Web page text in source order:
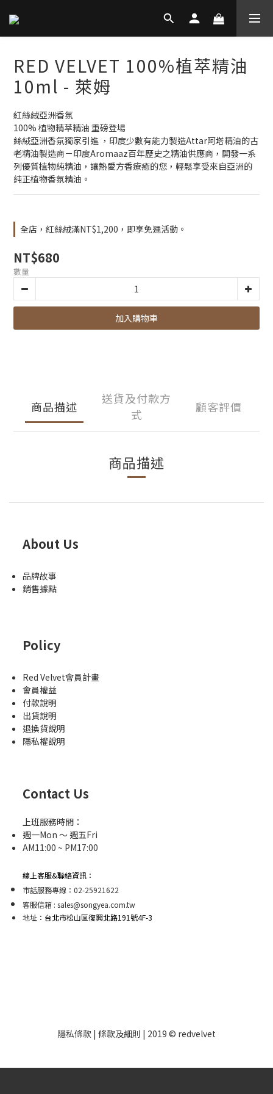
RED VELVET 100%植萃精油
10ml - 萊姆
紅絲絨亞洲香氛
100% 植物精萃精油 重磅登場
絲絨亞洲香氛獨家引進 ，印度少數有能力製造Attar阿塔精油的古
老精油製造商－印度Aromaaz百年歷史之精油供應商，開發一系
列優質植物純精油，讓熱愛方香療癒的您，輕鬆享受來自亞洲的
純正植物香氛精油。
全店，紅絲絨滿NT$1,200，即享免運活動。
NT$680
數量
加入購物車
商品描述
送貨及付款方
式
顧客評價
商品描述
About Us
品牌故事
銷售據點
Policy
Red Velvet會員計畫
會員權益
付款說明
出貨說明
退換貨說明
隱私權說明
Contact Us
上班服務時間：
週一Mon ～ 週五Fri
AM11:00 ~ PM17:00
線上客服&聯絡資訊：
市話服務專線：02-25921622
客服信箱 : sales@songyea.com.tw
地址 ：台北市松山區復興北路191號4F-3
隱私條款 | 條款及細則 | 2019 © redvelvet